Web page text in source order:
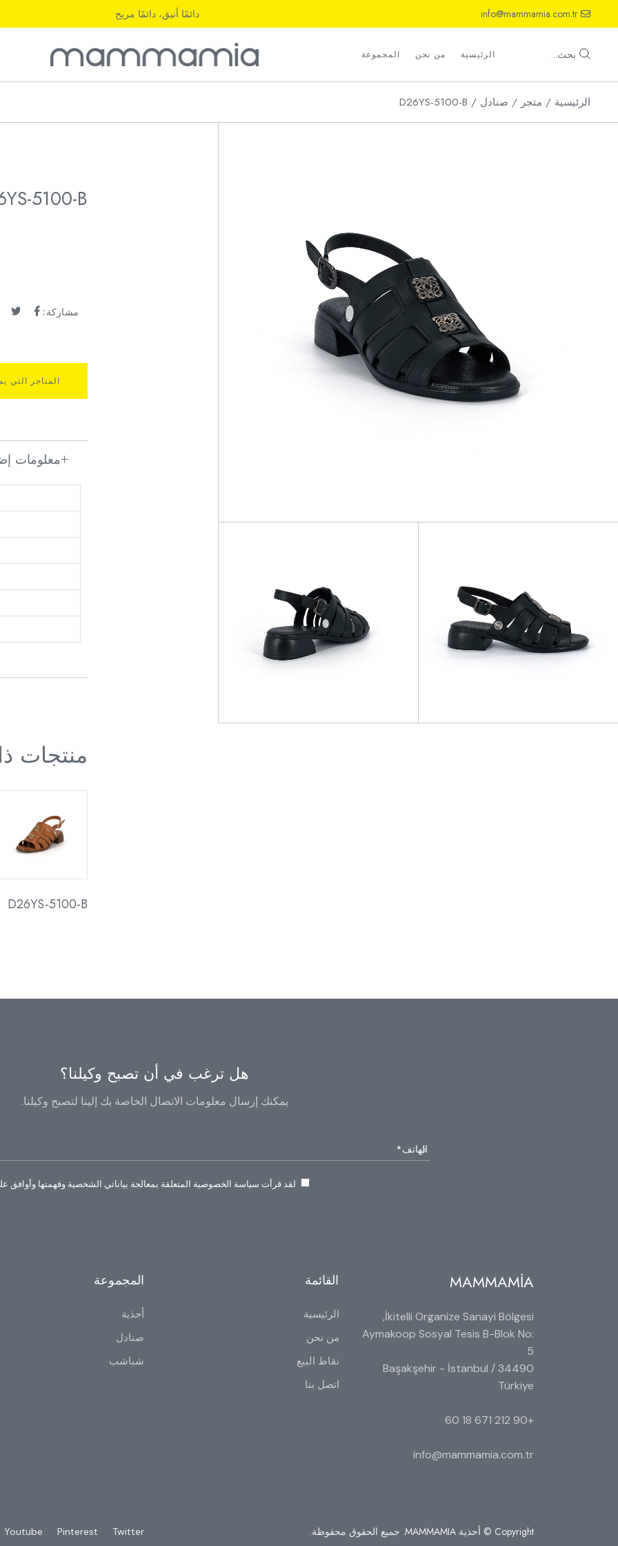
the
info@mammamia.com.tr دائمًا أنيق، دائمًا مريح
بحث... الرئيسية من نحن المجموعة
أحذية
أحذية
صنادل
الرئيسية
متجر صنادل D26YS-5100-B
5100-B
مشاركة:
المتاجر التي
معلومات
منتجات
D26YS-5100-B
هل ترغب في أن تصبح وكيلنا؟
يمكنك إرسال معلومات الاتصال الخاصة بك إلينا لتصبح وكيلنا.
لقد قرأت سياسة الخصوصية المتعلقة بمعالجة بياناتي الشخصية وفهمتها وأوافق
MAMMAMİA
İkitelli Organize Sanayi Bölgesi,
Aymakoop Sosyal Tesis B-Blok No:
5
34490 Başakşehir - İstanbul /
Türkiye
+90 212 671 18 60
info@mammamia.com.tr
القائمة
الرئيسية
من نحن
نقاط البيع
اتصل بنا
المجموعة
أحذية
صنادل
شباشب
Copyright © أحذية MAMMAMIA. جميع الحقوق محفوظة. Youtube Pinterest Twitter